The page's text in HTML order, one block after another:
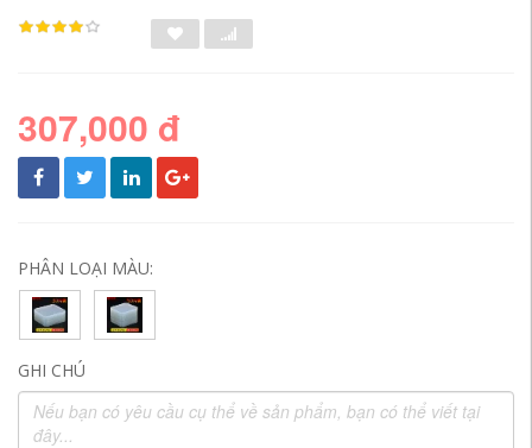
307,000 đ
PHÂN LOẠI MÀU:
GHI CHÚ